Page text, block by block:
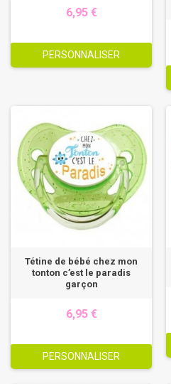
6,95 €
PERSONNALISER
Tétine de bébé chez mon
tonton c’est le paradis
garçon
6,95 €
PERSONNALISER